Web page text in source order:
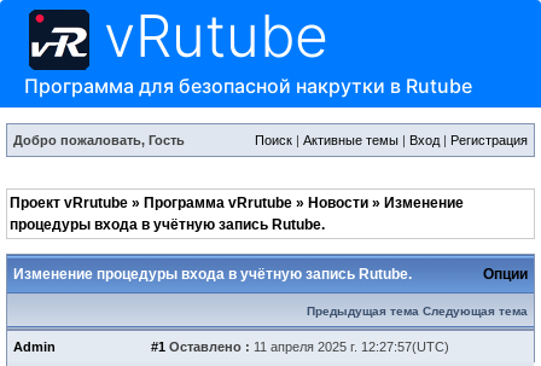
vRutube
Программа для безопасной накрутки в Rutube
Добро пожаловать, Гость Поиск | Активные темы | Вход | Регистрация
Проект vRrutube » Программа vRrutube » Новости » Изменение
процедуры входа в учётную запись Rutube.
Изменение процедуры входа в учётную запись Rutube. Опции
Предыдущая тема Следующая тема
Admin #1 Оставлено : 11 апреля 2025 г. 12:27:57(UTC)